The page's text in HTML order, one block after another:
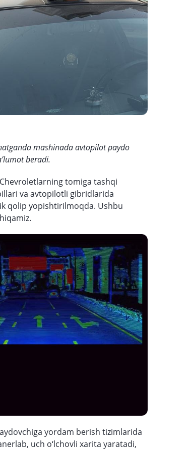
mashinada avtopilot paydo
beradi.
tomiga tashqi
va avtopilotli gibridlarida
qolip yopishtirilmoqda. Ushbu
yordam berish tizimlarida
uch o‘lchovli xarita yaratadi,